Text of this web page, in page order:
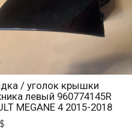
/ уголок крышки
левый 960774145R
MEGANE 4 2015-2018